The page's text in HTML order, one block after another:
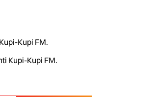
Kupi FM.
Kupi-Kupi FM.